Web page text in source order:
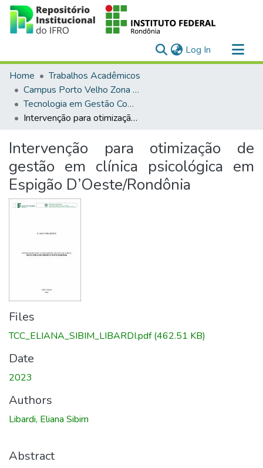
Log In (current)
Communities & Collections
All of DSpace
Statistics
Home
Trabalhos Acadêmicos
Campus Porto Velho Zona Norte
Tecnologia em Gestão Comercial (EaD)
Intervenção para otimização de gestão em clínica psicológica em Espigão D’Oeste/Rondônia
Intervenção para otimização de
gestão em clínica psicológica em
Espigão D’Oeste/Rondônia
Files
TCC_ELIANA_SIBIM_LIBARDI.pdf(462.51 KB)
Date
2023
Authors
Libardi, Eliana Sibim
Abstract